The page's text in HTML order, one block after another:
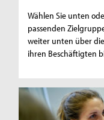
Wählen Sie unten
passenden
weiter unten über
ihren Beschäftigten